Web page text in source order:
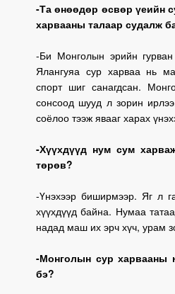
-Та өнөөдөр өсвөр үеийн
харвааны талаар судалж
-Би Монголын эрийн
Ялангуяа сур харваа нь
спорт шиг санагдсан.
сонсоод шууд л зорин
соёлоо тээж явааг харах
-Хүүхдүүд нум сум
төрөв?
-Үнэхээр биширмээр. Яг л
хүүхдүүд байна. Нумаа
надад маш их эрч хүч, урам
-Монголын сур харвааны
бэ?